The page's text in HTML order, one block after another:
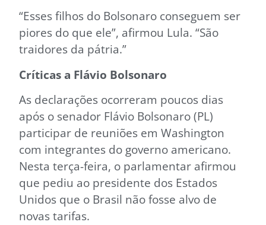
“Esses filhos do Bolsonaro conseguem ser
piores do que ele”, afirmou Lula. “São
traidores da pátria.”
Críticas a Flávio Bolsonaro
As declarações ocorreram poucos dias
após o senador Flávio Bolsonaro (PL)
participar de reuniões em Washington
com integrantes do governo americano.
Nesta terça-feira, o parlamentar afirmou
que pediu ao presidente dos Estados
Unidos que o Brasil não fosse alvo de
novas tarifas.